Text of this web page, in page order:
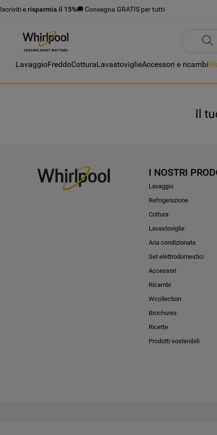
Iscriviti e risparmia il 15%🚚 Consegna GRATIS per tutti
LavaggioFreddoCotturaLavastoviglieAccessori e ricambi
Il
I NOSTRI
Lavaggio
Refrigerazione
Cottura
Lavastoviglie
Aria condizionata
Set elettrodomestici
Accessori
Ricambi
Wcollection
Brochures
Ricette
Prodotti sostenibili